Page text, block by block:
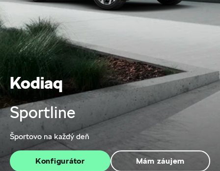
Kodiaq
Sportline
Športovo na každý deň
Konfigurátor Mám záujem